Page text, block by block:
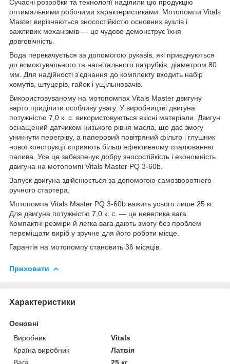
Сучасні розробки та технології наділили цю продукцію
оптимальними робочими характеристиками. Мотопомпи Vitals
Master вирізняються зносостійкістю основних вузлів і
важливих механізмів — це чудово демонструє їхня
довговічність.
Вода перекачується за допомогою рукавів, які приєднуються
до всмоктувального та нагнітального патрубків, діаметром 80
мм. Для надійності з’єднання до комплекту входить набір
хомутів, штуцерів, гайок і ущільнювачів.
Використовуваному на мотопомпах Vitals Master двигуну
варто приділити особливу увагу. У виробництві двигуна
потужністю 7,0 к. с. використовуються якісні матеріали. Двигун
оснащений датчиком низького рівня масла, що дає змогу
уникнути перегріву, а паперовий повітряний фільтр і глушник
нової конструкції сприяють більш ефективному спалюванню
палива. Усе це забезпечує добру зносостійкість і економність
двигуна на мотопомпі Vitals Master PQ 3-60b.
Запуск двигуна здійснюється за допомогою самозворотного
ручного стартера.
Мотопомпа Vitals Master PQ 3-60b важить усього лише 25 кг.
Для двигуна потужністю 7,0 к. с. — це невелика вага.
Компактні розміри й легка вага дають змогу без проблем
переміщати виріб у зручне для його роботи місце.
Гарантія на мотопомпу становить 36 місяців.
Приховати
Характеристики
Основні
Виробник
Vitals
Країна виробник
Латвія
Вага
25 кг